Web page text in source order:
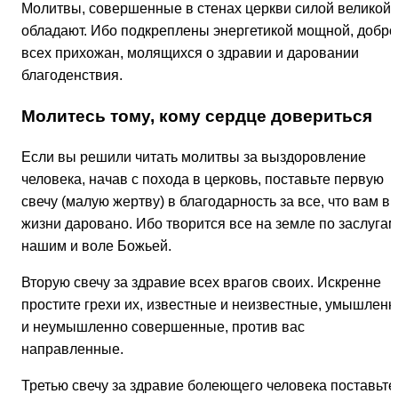
Молитвы, совершенные в стенах церкви силой великой
обладают. Ибо подкреплены энергетикой мощной,
всех прихожан, молящихся о здравии и даровании
благоденствия.
Молитесь тому, кому сердце довериться
Если вы решили читать молитвы за выздоровление
человека, начав с похода в церковь, поставьте первую
свечу (малую жертву) в благодарность за все, что вам в
жизни даровано. Ибо творится все на земле по заслугам
нашим и воле Божьей.
Вторую свечу за здравие всех врагов своих. Искренне
простите грехи их, известные и неизвестные,
и неумышленно совершенные, против вас
направленные.
Третью свечу за здравие болеющего человека поставьте